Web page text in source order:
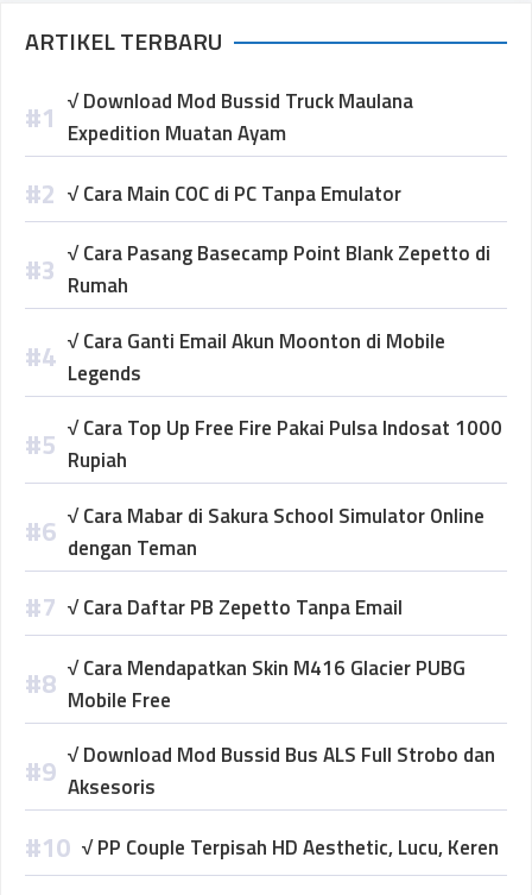
ARTIKEL TERBARU
√ Download Mod Bussid Truck Maulana
Expedition Muatan Ayam
√ Cara Main COC di PC Tanpa Emulator
√ Cara Pasang Basecamp Point Blank Zepetto di
Rumah
√ Cara Ganti Email Akun Moonton di Mobile
Legends
√ Cara Top Up Free Fire Pakai Pulsa Indosat 1000
Rupiah
√ Cara Mabar di Sakura School Simulator Online
dengan Teman
√ Cara Daftar PB Zepetto Tanpa Email
√ Cara Mendapatkan Skin M416 Glacier PUBG
Mobile Free
√ Download Mod Bussid Bus ALS Full Strobo dan
Aksesoris
√ PP Couple Terpisah HD Aesthetic, Lucu, Keren